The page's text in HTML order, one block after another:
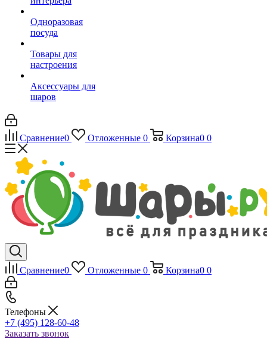
Одноразовая
посуда
Товары для
настроения
Аксессуары для
шаров
Сравнение0 Отложенные 0 Корзина0 0
Сравнение0 Отложенные 0 Корзина0 0
Телефоны
+7 (495) 128-60-48
Заказать звонок